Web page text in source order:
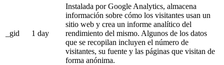
_gid 1 day
Instalada por Google Analytics, almacena
información sobre cómo los visitantes usan un
sitio web y crea un informe analítico del
rendimiento del mismo. Algunos de los datos
que se recopilan incluyen el número de
visitantes, su fuente y las páginas que visitan de
forma anónima.